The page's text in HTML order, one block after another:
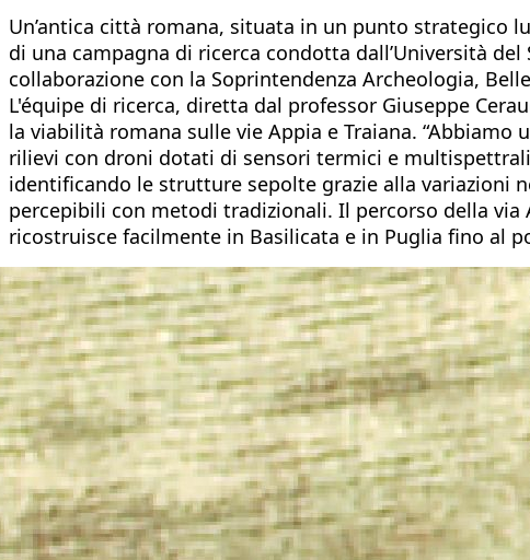
Un’antica città romana, situata in un punto strategico
di una campagna di ricerca condotta dall’Università
collaborazione con la Soprintendenza Archeologia,
L'équipe di ricerca, diretta dal professor Giuseppe
la viabilità romana sulle vie Appia e Traiana.
rilievi con droni dotati di sensori termici e
identificando le strutture sepolte grazie alla variazioni
percepibili con metodi tradizionali. Il percorso della
ricostruisce facilmente in Basilicata e in Puglia fino al